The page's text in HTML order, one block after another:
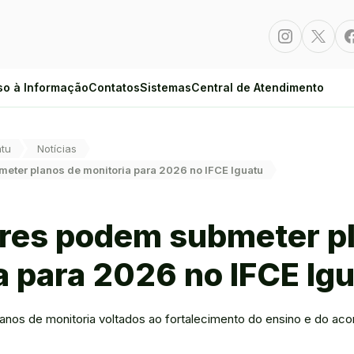
Instagram
à InformaçãoContatosSistemasCentral de Atendimento
Notícias
planos de monitoria para 2026 no IFCE Iguatu
podem submeter
para 2026 no IFCE
de monitoria voltados ao fortalecimento do ensino e do